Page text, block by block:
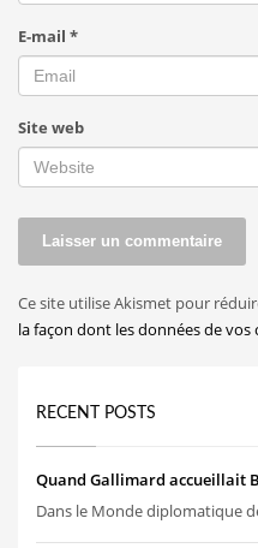
E-mail *
Site web
Ce site utilise Akismet pour
la façon dont les données de
RECENT POSTS
Quand Gallimard accueillait
Dans le Monde diplomatique